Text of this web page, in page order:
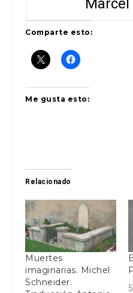
Marcel
Comparte esto:
Me gusta esto:
Relacionado
Muertes
imaginarias. Michel
Schneider.